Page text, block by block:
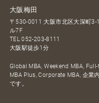
大阪梅田
〒530-0011 大阪市北区大深町3-
ル7F
TEL052-203-8111
大阪駅徒歩1分
Global MBA, Weekend MBA,
MBA Plus, Corporate MBA, 企業
です。